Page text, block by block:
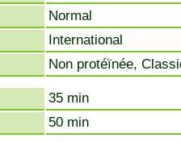
Normal
International
Non protéïnée,
35 min
50 min